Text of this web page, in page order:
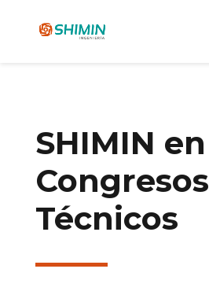
SHIMIN en
Congresos
Técnicos